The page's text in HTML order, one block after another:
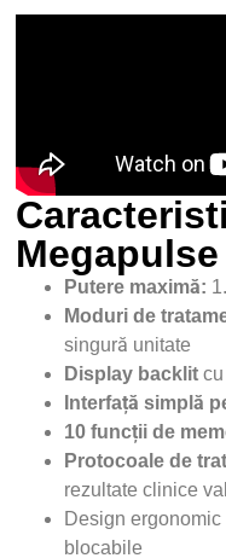
Putere maximă:
Moduri de
singură unitate
Display backlit
Interfață simplă
10 funcții de
Protocoale de
rezultate clinice
Design
blocabile